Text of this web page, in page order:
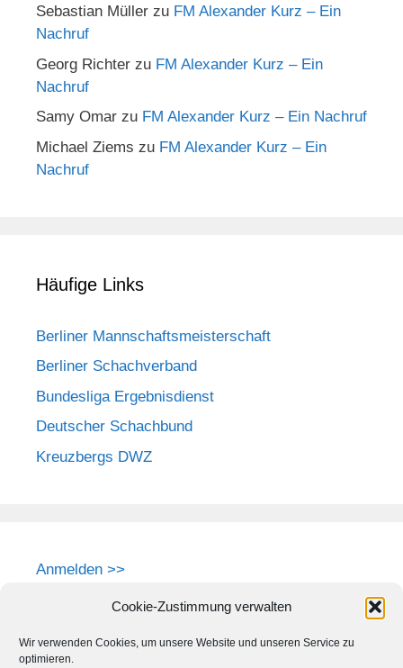
Cookie-Zustimmung verwalten
Wir verwenden Cookies, um unsere Website und unseren Service zu
optimieren.
Sebastian Müller zu FM Alexander Kurz – Ein
Nachruf
Georg Richter zu FM Alexander Kurz – Ein
Nachruf
Samy Omar zu FM Alexander Kurz – Ein Nachruf
Michael Ziems zu FM Alexander Kurz – Ein
Nachruf
Häufige Links
Berliner Mannschaftsmeisterschaft
Berliner Schachverband
Bundesliga Ergebnisdienst
Deutscher Schachbund
Kreuzbergs DWZ
Anmelden >>